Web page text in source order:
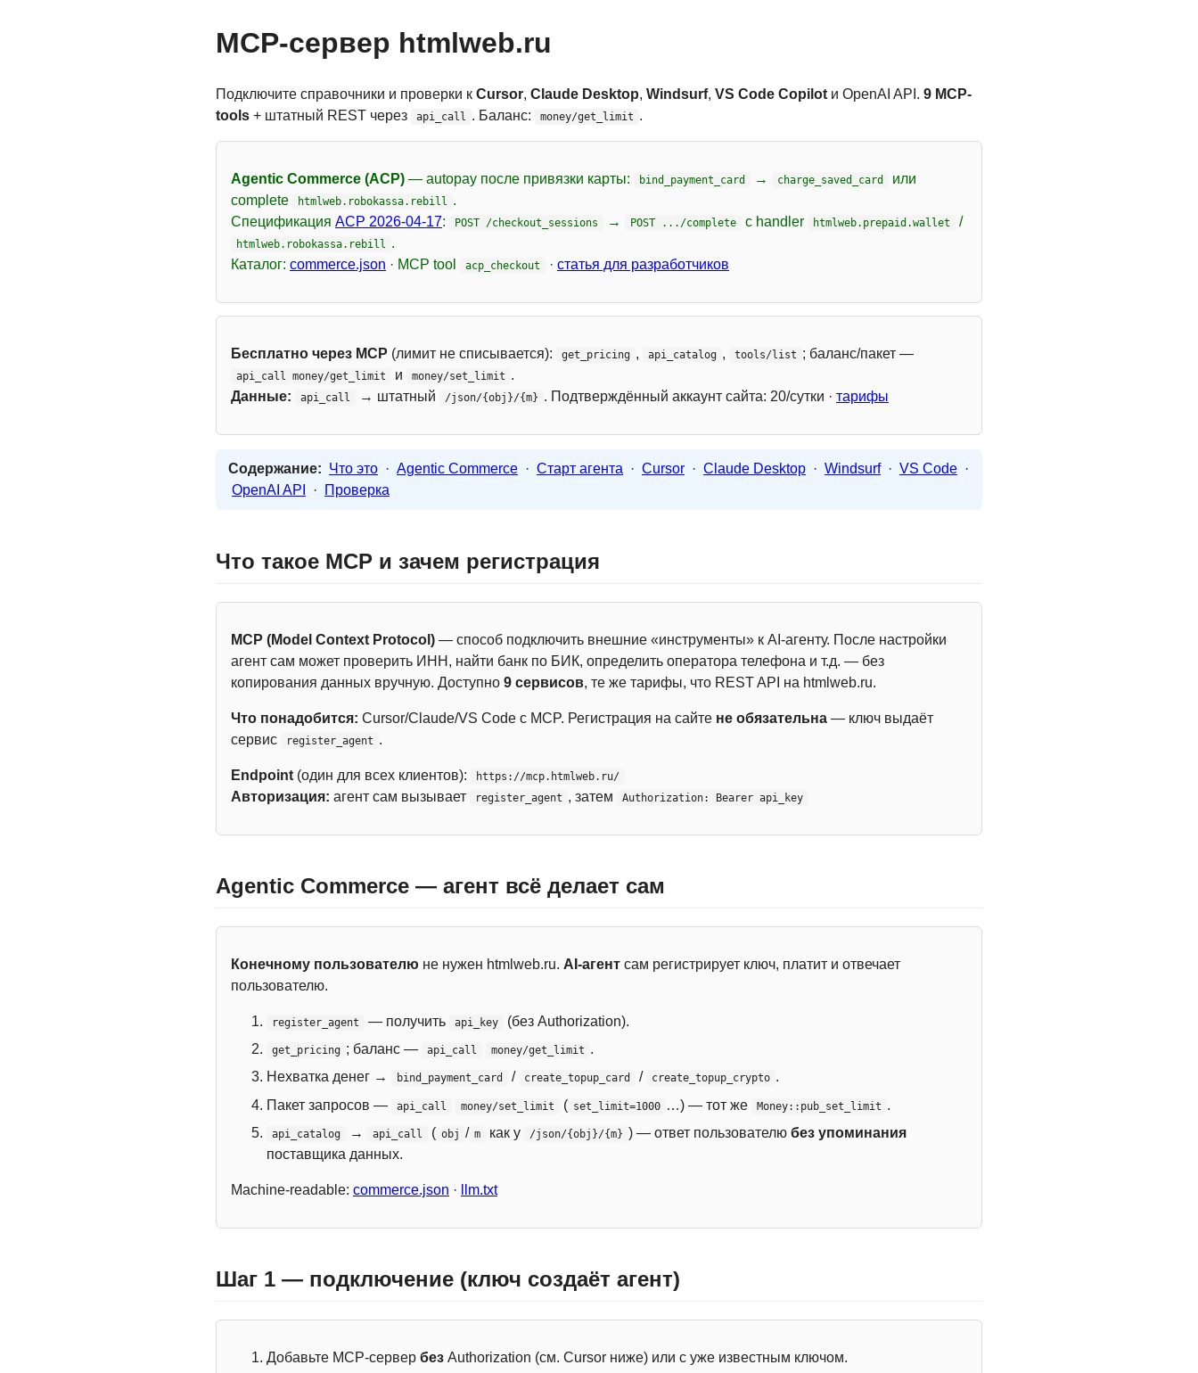
MCP-сервер htmlweb.ru
Подключите справочники и проверки к Cursor, Claude Desktop, Windsurf, VS Code Copilotи OpenAI API. 9 MCP-
tools + штатный REST через api_call . Баланс: money/get_limit .
Agentic Commerce (ACP) — autopay после привязки карты: bind_payment_card → charge_saved_card
или
complete
htmlweb.robokassa.rebill .
Спецификация ACP 2026-04-17: POST /checkout_sessions → POST .../complete с handler htmlweb.prepaid.wallet /
htmlweb.robokassa.rebill .
Каталог: commerce.json · MCP tool acp_checkout · статья для разработчиков
Бесплатно через MCP (лимит не списывается): get_pricing , api_catalog , tools/list ; баланс/пакет —
api_call money/get_limit и money/set_limit .
Данные:
api_call → штатный /json/{obj}/{m} . Подтверждённый аккаунт сайта: 20/сутки · тарифы
Содержание: Что это · Agentic Commerce · Старт агента · Cursor · Claude Desktop · Windsurf · VS Code ·
OpenAI API
· Проверка
Что такое MCP и зачем регистрация
MCP (Model Context Protocol) — способ подключить внешние «инструменты» к AI-агенту. После настройки
агент сам может проверить ИНН, найти банк по БИК, определить оператора телефона и т.д. — без
копирования данных вручную. Доступно 9 сервисов, те же тарифы, что REST API на htmlweb.ru.
Что понадобится: Cursor/Claude/VS Code с MCP. Регистрация на сайте не обязательна — ключ выдаёт
сервис
register_agent .
Endpoint (один для всех клиентов): https://mcp.htmlweb.ru/
Авторизация: агент сам вызывает register_agent , затем Authorization: Bearer api_key
Agentic Commerce — агент всё делает сам
Конечному пользователю не нужен htmlweb.ru. AI-агент сам регистрирует ключ, платит и отвечает
пользователю.
register_agent — получить api_key (без Authorization).
get_pricing ; баланс — api_call money/get_limit .
Нехватка денег →
bind_payment_card / create_topup_card / create_topup_crypto .
Пакет запросов —
api_call money/set_limit ( set_limit=1000 …) — тот же Money::pub_set_limit .
api_catalog → api_call ( obj / m как у /json/{obj}/{m} ) — ответ пользователю без упоминания
поставщика данных.
Machine-readable: commerce.json · llm.txt
Шаг 1 — подключение (ключ создаёт агент)
Добавьте MCP-сервер без Authorization (см. Cursor ниже) или с уже известным ключом.